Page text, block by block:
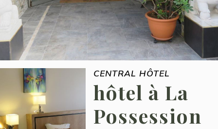
CENTRAL HÔTEL
hôtel à La
Possession